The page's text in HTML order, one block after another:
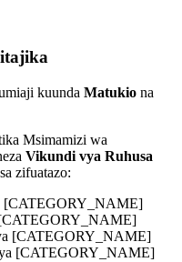
kuunda Matukio na
Msimamizi wa
Vikundi vya Ruhusa
zifuatazo:
[CATEGORY_NAME]
CATEGORY_NAME]
[CATEGORY_NAME]
[CATEGORY_NAME]